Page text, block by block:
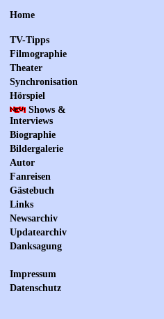
Home
TV-Tipps
Filmographie
Theater
Synchronisation
Hörspiel
Shows &
Interviews
Biographie
Bildergalerie
Autor
Fanreisen
Gästebuch
Links
Newsarchiv
Updatearchiv
Danksagung
Impressum
Datenschutz